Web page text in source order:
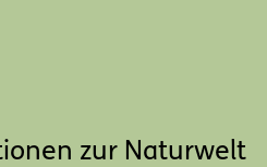
zur Naturwelt